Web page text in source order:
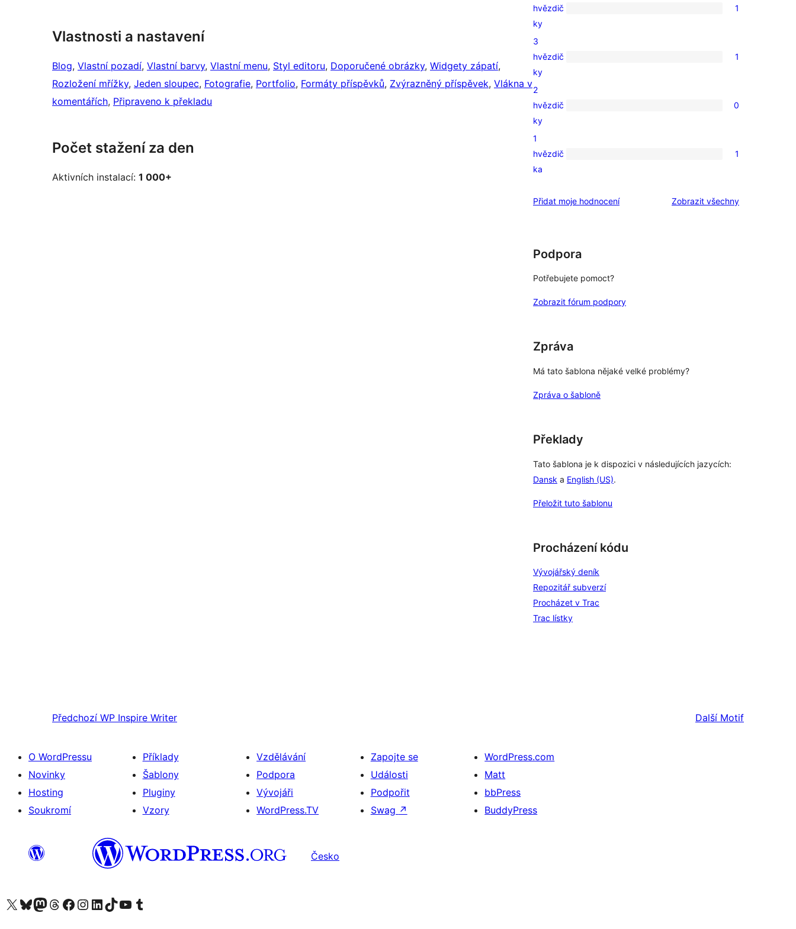
Vlastnosti a nastavení
Blog, Vlastní pozadí, Vlastní barvy, Vlastní menu, Styl editoru, Doporučené obrázky, Widgety zápatí
Rozložení mřížky, Jeden sloupec, Fotografie, Portfolio, Formáty příspěvků, Zvýrazněný příspěvek, Vlákna v
komentářích, Připraveno k překladu
Počet stažení za den
Aktivních instalací: 1 000+
1
4hvězdičkové
hodnocení
hvězdič
ky
1
1
3hvězdičkové
hodnocení
3
hvězdič
ky
1
0
2hvězdičkové
hodnocení
2
hvězdič
ky
0
1
1hvězdičkové
1
hvězdič
ka
1
Přidat moje hodnocení Zobrazit všechnyrecenze
Podpora
Potřebujete pomoct?
Zobrazit fórum podpory
Zpráva
Má tato šablona nějaké velké problémy?
Zpráva o šabloně
Překlady
Tato šablona je k dispozici v následujících jazycích:
Dansk a English (US).
Přeložit tuto šablonu
Procházení kódu
Vývojářský deník
Repozitář subverzí
Procházet v Trac
Trac lístky
Předchozí WP Inspire Writer Další Motif
O WordPressu
Novinky
Hosting
Soukromí
Příklady
Šablony
Pluginy
Vzory
Vzdělávání
Podpora
Vývojáři
WordPress.TV
Zapojte se
Události
Podpořit
Swag ↗
WordPress.com
Matt
bbPress
BuddyPress
Česko
Navštivte náš účet na X (dříve Twitter)
Navštivte náš Bluesky účetNavštivte náš účet Mastodon
Navštivte náš Threads účetNavštivte naši stránku na Facebooku
Navštivte náš Instagram účetNavštivte náš LinkedIn účetNavštivte náš TikTok účetNavštivte náš YouTube kanálNavštivte náš Tumblr účet